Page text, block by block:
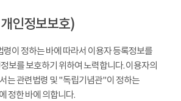
인정보보호)
이 정하는 바에 따라서 이용자 등록정보를
보를 보호하기 위하여 노력합니다. 이용자의
는 관련법령 및 "독립기념관"이 정하는
정한 바에 의합니다.